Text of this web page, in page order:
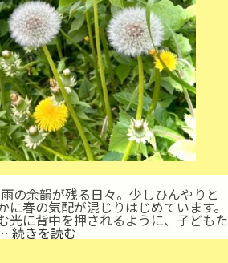
雨の余韻が残る日々。少しひんやりと
に春の気配が混じりはじめています。
光に背中を押されるように、子どもた
続きを読むひ
ら